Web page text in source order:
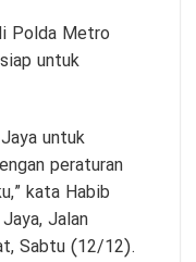
Polda Metro
untuk
untuk
peraturan
kata Habib
Jalan
Sabtu (12/12).